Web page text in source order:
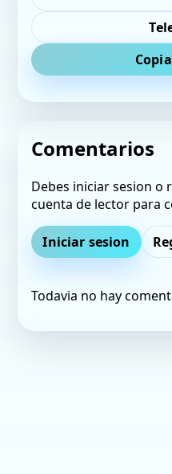
Comentarios
Debes iniciar sesion o
cuenta de lector para
Iniciar sesion
Todavia no hay